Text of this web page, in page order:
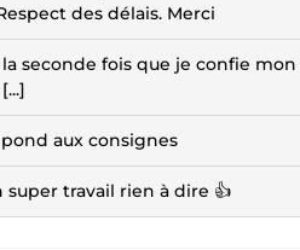
des délais. Merci
la seconde fois que je confie
aux consignes
super travail rien à dire 👍